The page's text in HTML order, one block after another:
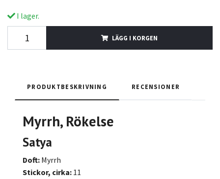
I lager.
LÄGG I KORGEN
PRODUKTBESKRIVNING RECENSIONER
Myrrh, Rökelse
Satya
Doft: Myrrh
Stickor, cirka: 11